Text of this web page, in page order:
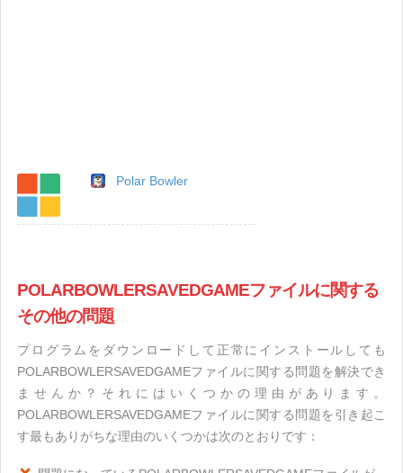
Polar Bowler
POLARBOWLERSAVEDGAMEファイルに関する
その他の問題
プログラムをダウンロードして正常にインストールしても
POLARBOWLERSAVEDGAMEファイルに関する問題を解決でき
ませんか？それにはいくつかの理由があります。
POLARBOWLERSAVEDGAMEファイルに関する問題を引き起こ
す最もありがちな理由のいくつかは次のとおりです：